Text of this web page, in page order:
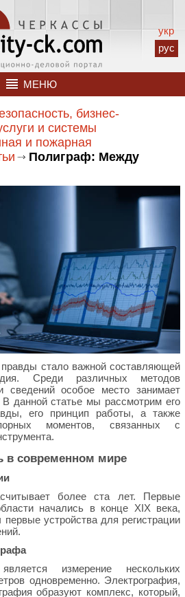
укр
рус
МЕНЮ
бизнес-
и системы
и пожарная
Полиграф: Между
стало важной составляющей
Среди различных методов
сведений особое место занимает
данной статье мы рассмотрим его
его принцип работы, а также
моментов, связанных с
в современном мире
более ста лет. Первые
начались в конце XIX века,
устройства для регистрации
измерение нескольких
одновременно. Электрография,
образуют комплекс, который,